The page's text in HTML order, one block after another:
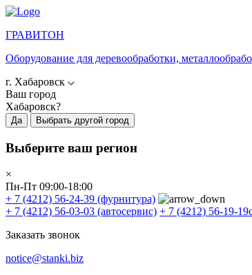
ГРАВИТОН
Оборудование для деревообработки,
г. Хабаровск
Ваш город
Хабаровск?
Да Выбрать другой город
Выберите ваш регион
×
Пн-Пт 09:00-18:00
+ 7 (4212) 56-24-39 (фурнитура)
+ 7 (4212) 56-03-03 (автосервис) + 7 (4212) 56-19-19
Заказать звонок
notice@stanki.biz